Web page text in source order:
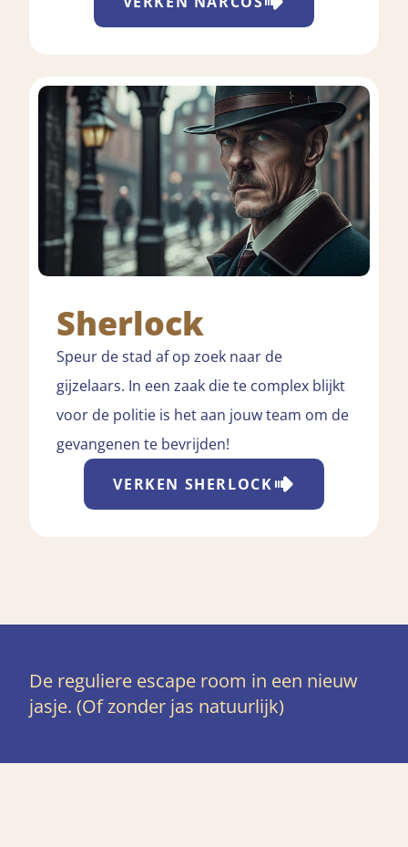
Sherlock
Speur de stad af op zoek naar de
gijzelaars. In een zaak die te complex blijkt
voor de politie is het aan jouw team om de
gevangenen te bevrijden!
VERKEN SHERLOCK
De reguliere escape room in een nieuw
jasje. (Of zonder jas natuurlijk)